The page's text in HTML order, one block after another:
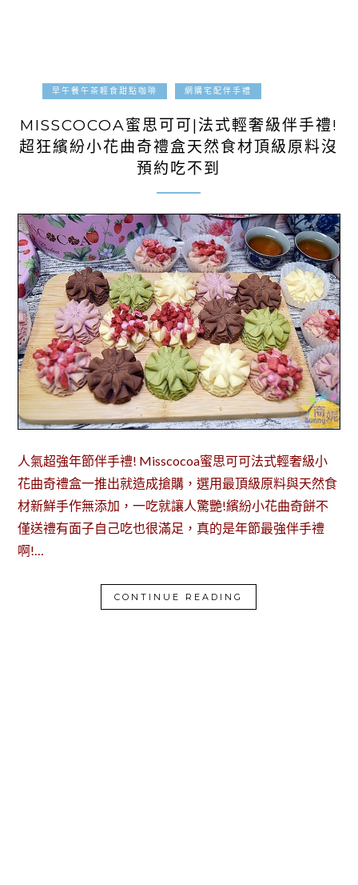
早午餐午茶輕食甜點咖啡 網購宅配伴手禮
MISSCOCOA蜜思可可|法式輕奢級伴手禮!
超狂繽紛小花曲奇禮盒天然食材頂級原料沒
預約吃不到
人氣超強年節伴手禮! Misscocoa蜜思可可法式輕奢級小
花曲奇禮盒一推出就造成搶購，選用最頂級原料與天然食
材新鮮手作無添加，一吃就讓人驚艷!繽紛小花曲奇餅不
僅送禮有面子自己吃也很滿足，真的是年節最強伴手禮
啊!…
CONTINUE READING